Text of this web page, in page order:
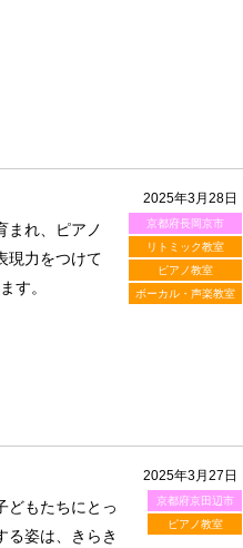
2025年3月28日
京都府長岡京市
リトミック教室
ピアノ教室
ボーカル・声楽教室
まれ、ピアノ
現力をつけて
す。
2025年3月27日
京都府京田辺市
ピアノ教室
どもたちにとっ
る姿は、きらき